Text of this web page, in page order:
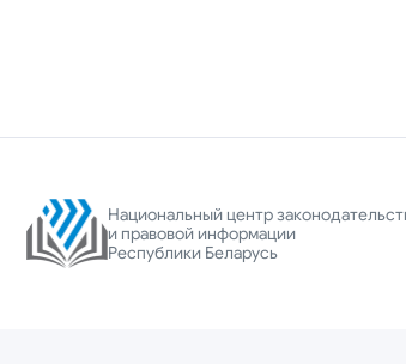
Национальный центр
и правовой информации
Республики Беларусь